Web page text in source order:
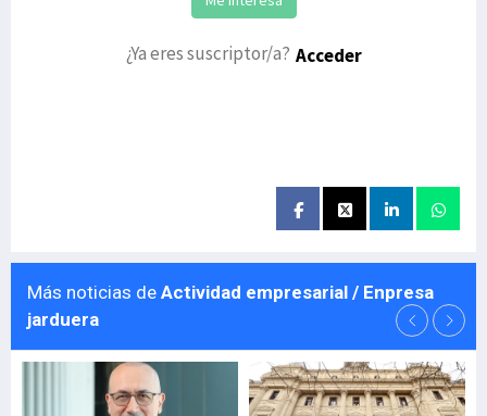
¿Ya eres suscriptor/a? Acceder
Más noticias de Actividad empresarial / Enpresa
jarduera